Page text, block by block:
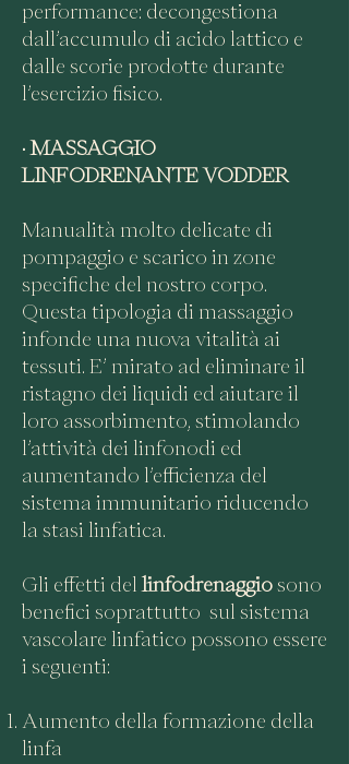
performance: decongestiona
dall’accumulo di acido lattico e
dalle scorie prodotte durante
l’esercizio fisico.
•MASSAGGIO
LINFODRENANTE VODDER
Manualità molto delicate di
pompaggio e scarico in zone
specifiche del nostro corpo.
Questa tipologia di massaggio
infonde una nuova vitalità ai
tessuti. E’ mirato ad eliminare il
ristagno dei liquidi ed aiutare il
loro assorbimento, stimolando
l’attività dei linfonodi ed
aumentando l’efficienza del
sistema immunitario riducendo
la stasi linfatica.
Gli effetti del linfodrenaggio sono
benefici soprattutto sul sistema
vascolare linfatico possono essere
i seguenti:
Aumento della formazione della
linfa